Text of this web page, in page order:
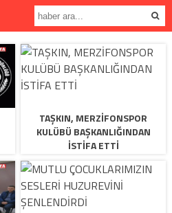
TAŞKIN, MERZİFONSPOR
KULÜBÜ BAŞKANLIĞINDAN
İSTİFA ETTİ